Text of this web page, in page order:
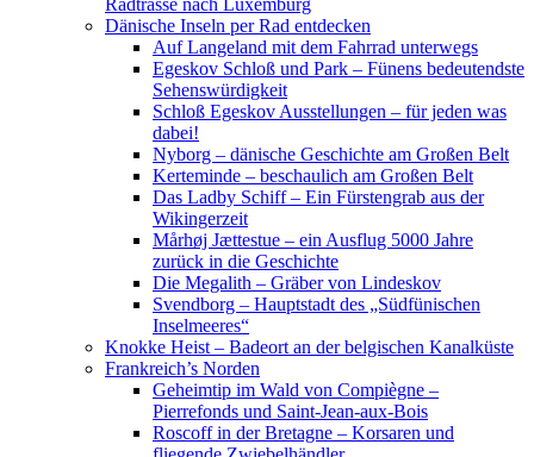
Radtrasse nach Luxemburg
Dänische Inseln per Rad entdecken
Auf Langeland mit dem Fahrrad unterwegs
Egeskov Schloß und Park – Fünens bedeutendste
Sehenswürdigkeit
Schloß Egeskov Ausstellungen – für jeden was
dabei!
Nyborg – dänische Geschichte am Großen Belt
Kerteminde – beschaulich am Großen Belt
Das Ladby Schiff – Ein Fürstengrab aus der
Wikingerzeit
Mårhøj Jættestue – ein Ausflug 5000 Jahre
zurück in die Geschichte
Die Megalith – Gräber von Lindeskov
Svendborg – Hauptstadt des „Südfünischen
Inselmeeres“
Knokke Heist – Badeort an der belgischen Kanalküste
Frankreich’s Norden
Geheimtip im Wald von Compiègne –
Pierrefonds und Saint-Jean-aux-Bois
Roscoff in der Bretagne – Korsaren und